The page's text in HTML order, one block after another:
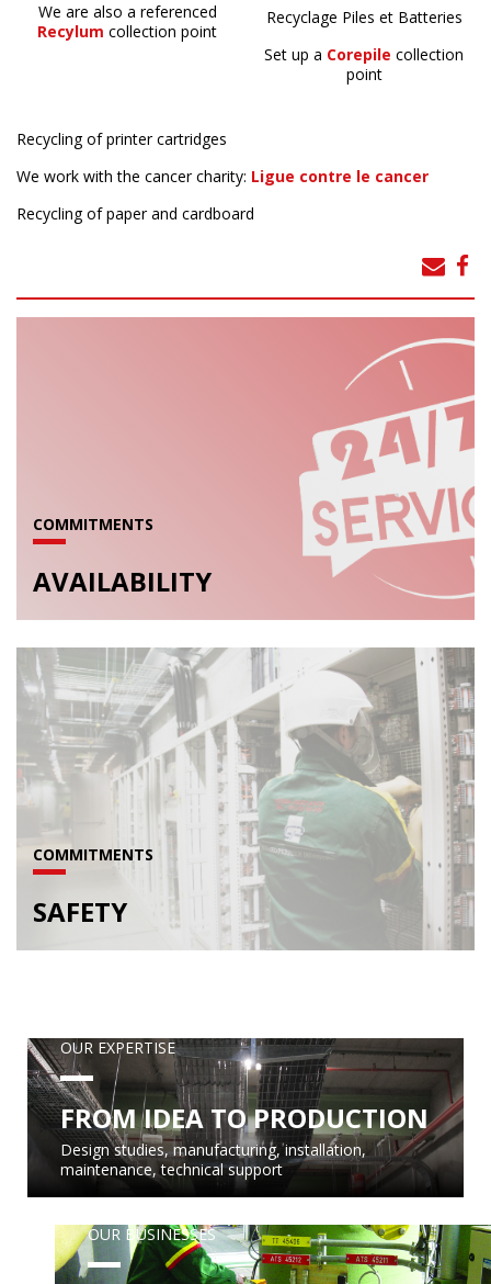
We are also a referenced
Recylum collection point
Recyclage Piles et Batteries
Set up a Corepile collection
point
Recycling of printer cartridges
We work with the cancer charity: Ligue contre le cancer
Recycling of paper and cardboard
COMMITMENTS
AVAILABILITY
COMMITMENTS
SAFETY
OUR EXPERTISE
FROM IDEA TO PRODUCTION
Design studies, manufacturing, installation,
maintenance, technical support
OUR BUSINESSES